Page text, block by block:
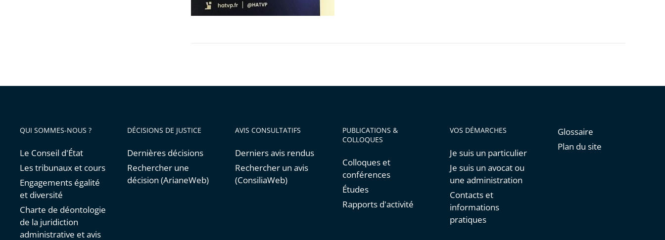
Pen
QUI SOMMES-NOUS ?
Le Conseil d'État
Les tribunaux et cours
Engagements égalité
et diversité
Charte de déontologie
de la juridiction
administrative et avis
DÉCISIONS DE JUSTICE
Dernières décisions
Rechercher une
décision (ArianeWeb)
AVIS CONSULTATIFS
Derniers avis rendus
Rechercher un avis
(ConsiliaWeb)
PUBLICATIONS &
COLLOQUES
Colloques et
conférences
Études
Rapports d'activité
VOS DÉMARCHES
Je suis un particulier
Je suis un avocat ou
une administration
Contacts et
informations
pratiques
Glossaire
Plan du site